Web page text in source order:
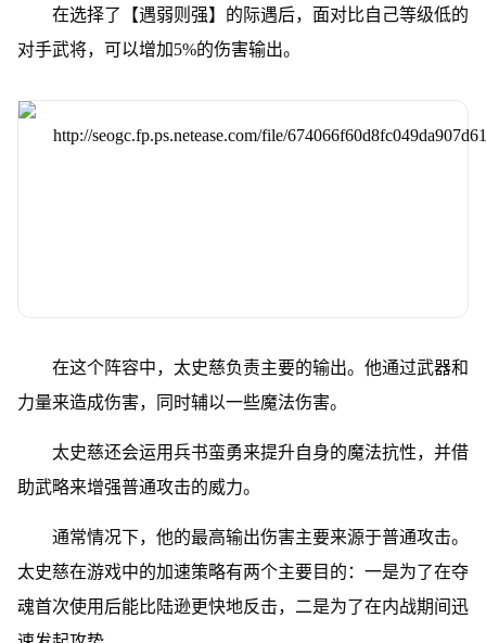
在选择了【遇弱则强】的际遇后，面对比自己等级低的
对手武将，可以增加5%的伤害输出。
在这个阵容中，太史慈负责主要的输出。他通过武器和
力量来造成伤害，同时辅以一些魔法伤害。
太史慈还会运用兵书蛮勇来提升自身的魔法抗性，并借
助武略来增强普通攻击的威力。
通常情况下，他的最高输出伤害主要来源于普通攻击。
太史慈在游戏中的加速策略有两个主要目的：一是为了在夺
魂首次使用后能比陆逊更快地反击，二是为了在内战期间迅